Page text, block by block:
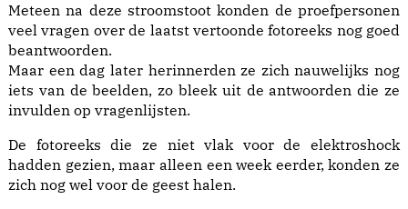
Meteen na deze stroomstoot konden de proefpersonen
veel vragen over de laatst vertoonde fotoreeks nog goed
beantwoorden.
Maar een dag later herinnerden ze zich nauwelijks nog
iets van de beelden, zo bleek uit de antwoorden die ze
invulden op vragenlijsten.
De fotoreeks die ze niet vlak voor de elektroshock
hadden gezien, maar alleen een week eerder, konden ze
zich nog wel voor de geest halen.